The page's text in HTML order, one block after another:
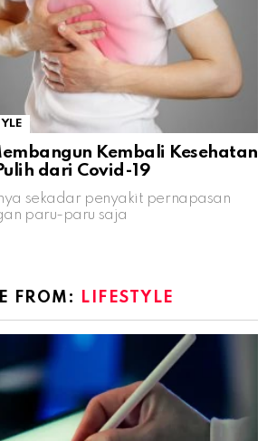
Kembali Kesehatan
dari Covid-19
sekadar penyakit pernapasan
paru-paru saja
FROM: LIFESTYLE